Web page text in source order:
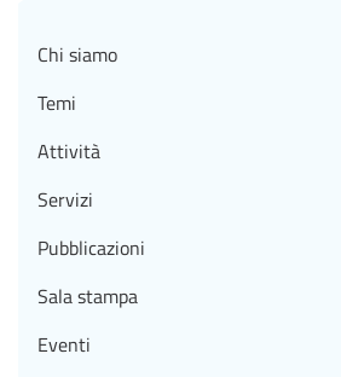
Chi siamo
Temi
Attività
Servizi
Pubblicazioni
Sala stampa
Eventi